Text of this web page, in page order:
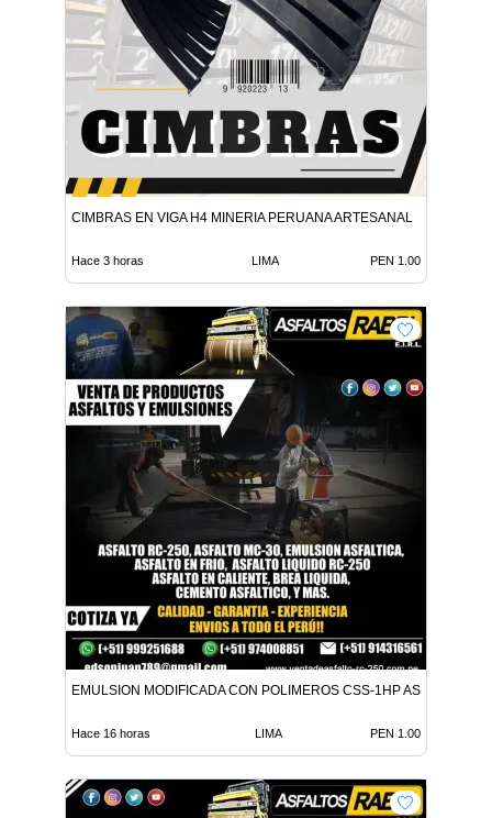
CIMBRAS EN VIGA H4 MINERIA PERUANA ARTESANAL
Hace 3 horas LIMA PEN 1.00
EMULSION MODIFICADA CON POLIMEROS CSS-1HP ASFALTO MC-
Hace 16 horas LIMA PEN 1.00